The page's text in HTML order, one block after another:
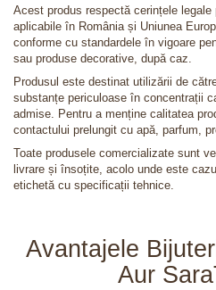
Acest produs respectă cerințele
aplicabile în România și Uniunea
conforme cu standardele în vigoare
sau produse decorative, după caz.
Produsul este destinat utilizării de
substanțe periculoase în concentrații
admise. Pentru a menține calitatea
contactului prelungit cu apă, parfum,
Toate produsele comercializate sunt
livrare și însoțite, acolo unde este
etichetă cu specificații tehnice.
Avantajele
Aur